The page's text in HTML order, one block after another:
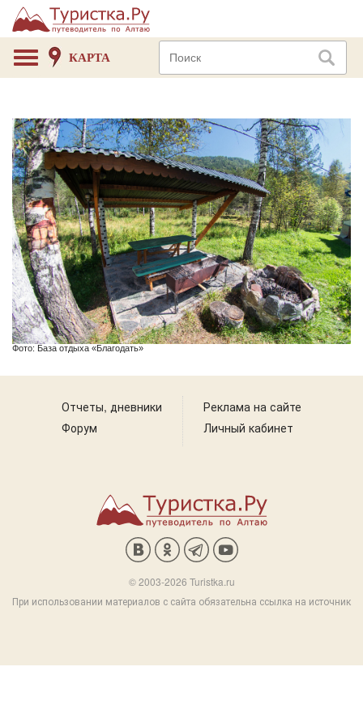
КАРТА
Фото: База отдыха «Благодать»
Отчеты, дневники
Форум
Реклама на сайте
Личный кабинет
© 2003-2026 Turistka.ru
При использовании материалов с сайта обязательна ссылка на источник